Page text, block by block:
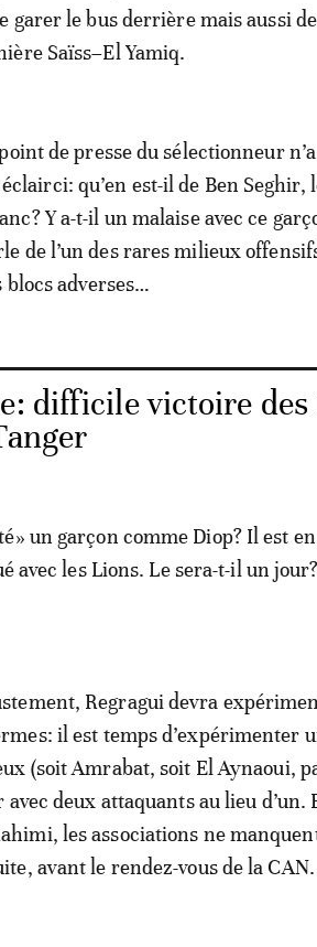
garer le bus derrière mais aussi
Saïss–El Yamiq.
de presse du sélectionneur n’a
qu’en est-il de Ben Seghir,
Y a-t-il un malaise avec ce
de l’un des rares milieux
adverses…
difficile victoire des
un garçon comme Diop? Il est
avec les Lions. Le sera-t-il un
Regragui devra
il est temps d’expérimenter
(soit Amrabat, soit El Aynaoui,
deux attaquants au lieu d’un.
les associations ne
avant le rendez-vous de la CAN.